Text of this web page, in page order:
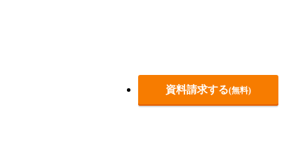
資料請求する(無料)